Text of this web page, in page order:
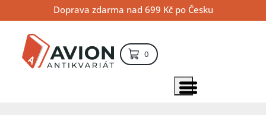
na
obsah
na
navigaci
na
vyhledávání
Doprava zdarma nad 699 Kč po Česku
0položek – košík
Zobrazit položky menu